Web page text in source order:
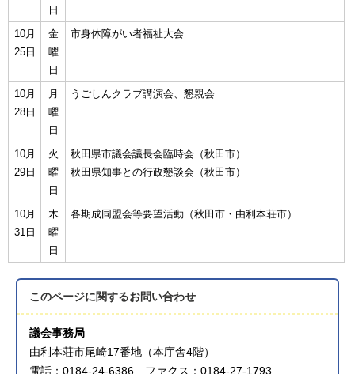
日
10月
25日
金
曜
日
市身体障がい者福祉大会
10月
28日
月
曜
日
うごしんクラブ講演会、懇親会
10月
29日
火
曜
日
秋田県市議会議長会臨時会（秋田市）
秋田県知事との行政懇談会（秋田市）
10月
31日
木
曜
日
各期成同盟会等要望活動（秋田市・由利本荘市）
このページに関するお問い合わせ
議会事務局
由利本荘市尾崎17番地（本庁舎4階）
電話：0184-24-6386 ファクス：0184-27-1793